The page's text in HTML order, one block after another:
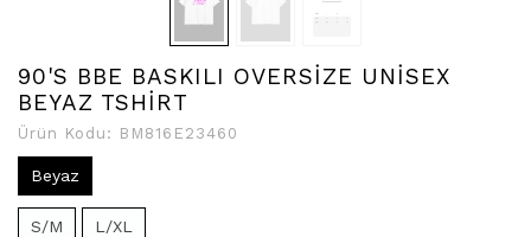
90'S BBE BASKILI OVERSİZE UNİSEX
BEYAZ TSHİRT
Ürün Kodu: BM816E23460
Beyaz
S/M L/XL